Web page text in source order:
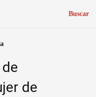
Buscar
de